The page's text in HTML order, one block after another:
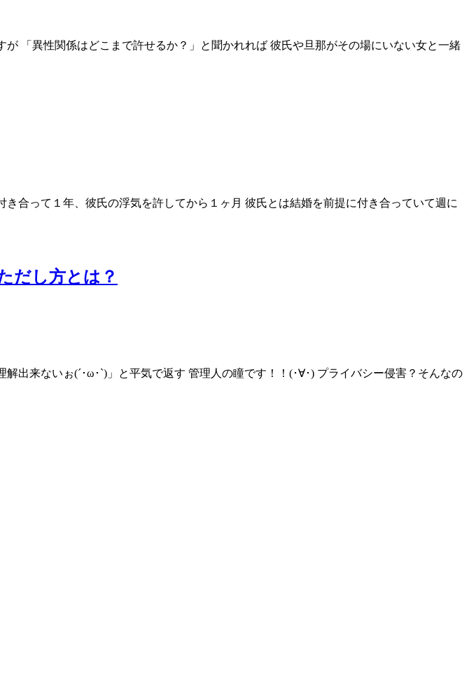
「異性関係はどこまで許せるか？」と聞かれれば 彼氏や旦那がその場にいない女と一緒
合って１年、彼氏の浮気を許してから１ヶ月 彼氏とは結婚を前提に付き合っていて週に
だし方とは？
出来ないぉ(´･ω･`)」と平気で返す 管理人の瞳です！！(･∀･) プライバシー侵害？そんなの